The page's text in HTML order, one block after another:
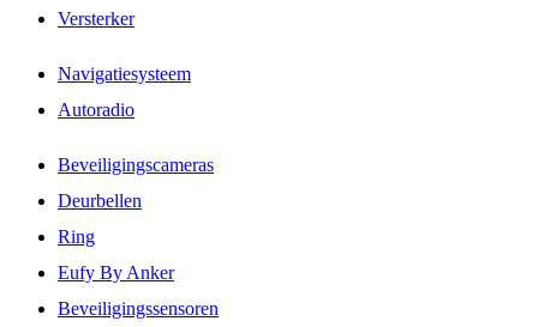
Versterker
Navigatiesysteem
Autoradio
Beveiligingscameras
Deurbellen
Ring
Eufy By Anker
Beveiligingssensoren